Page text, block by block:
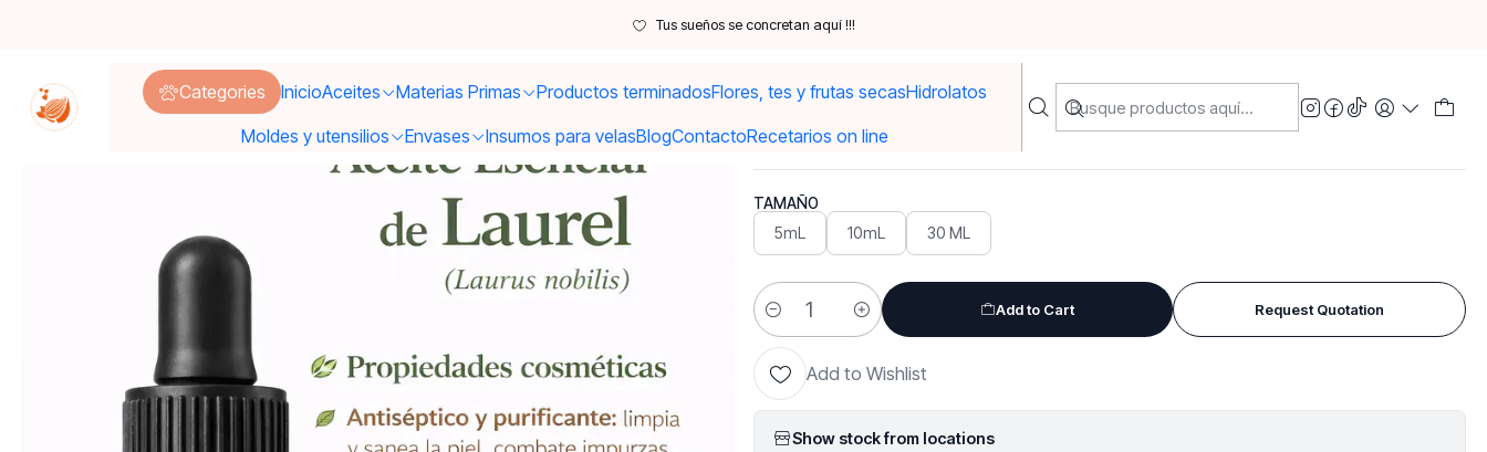
Categories InicioAceites Materias Primas Productos terminadosFlores, tes y frutas secasHidrolatos
Moldes y utensilios
Envases Insumos para velasBlogContactoRecetarios on line
Tus sueños se concretan aquí !!!
Aceites Esenciales Aceite esencial de Laurel
|
Aceite esencial de Laurel
TAMAÑO
5mL 10mL 30 ML
Quantity
Add to Cart Request Quotation
Add to Wishlist
Show stock from locations